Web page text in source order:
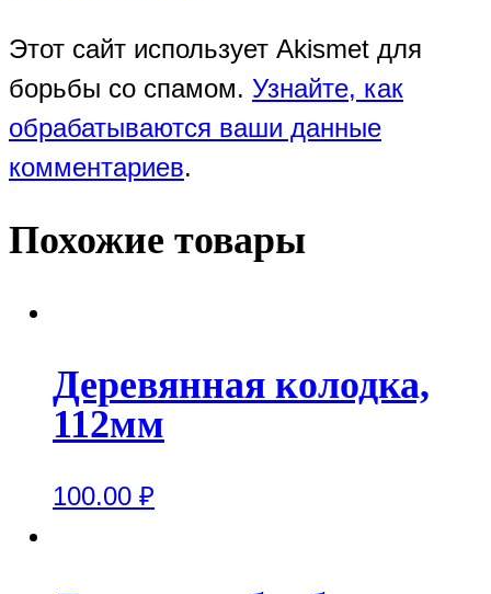
Этот сайт использует Akismet для
борьбы со спамом. Узнайте, как
обрабатываются ваши данные
комментариев.
Похожие товары
Деревянная колодка,
112мм
100.00 ₽